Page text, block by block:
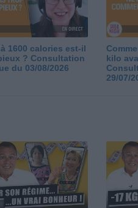
1600 calories est-il
? Consultation
du 03/08/2026
kilo
29/07/